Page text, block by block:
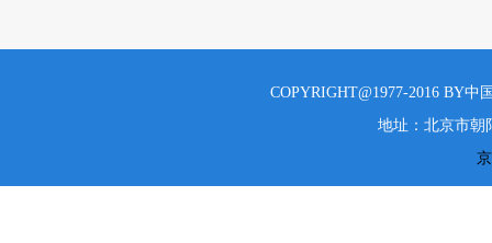
COPYRIGHT@1977-2016 BY
地址：北京市朝